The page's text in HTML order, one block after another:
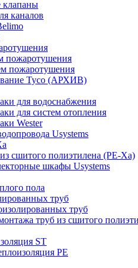
клапаны
каналов
пожаротушения
пожаротушения
Tyco (АРХИВ)
для водоснабжения
для систем отопления
Wester
Usystems
сшитого полиэтилена (PE-Xa)
шкафы Usystems
пола
труб
труб
труб из сшитого
ST
PE